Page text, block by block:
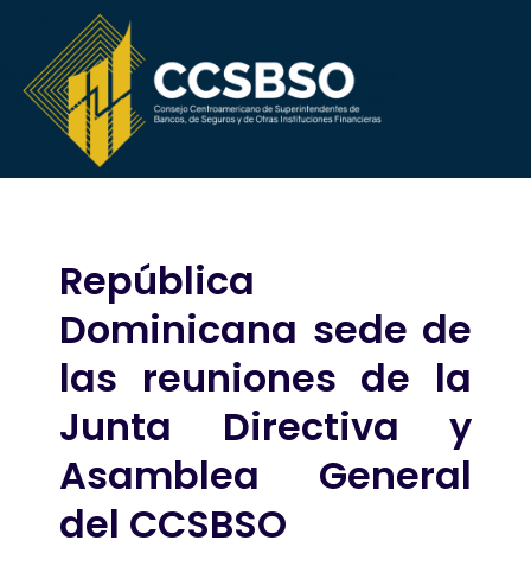
República
Dominicana sede de
las reuniones de la
Junta Directiva y
Asamblea General
del CCSBSO